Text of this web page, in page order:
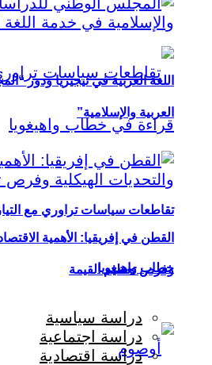
تقاطعات سياسات تراوري مع
خطاب واهيغويا
اللغة العربية في نيجيريا ودور
العربية والإسلامية”
القطن في إفريقيا: الأهمية
وفرص تعظيم القيمة
دراسة سياسية
دراسة اجتماعية
دراسة اقتصادية